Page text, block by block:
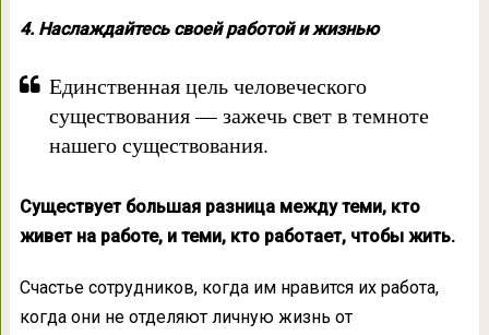
4. Наслаждайтесь своей работой и жизнью
Единственная цель человеческого
существования — зажечь свет в темноте
нашего существования.
Существует большая разница между теми, кто
живет на работе, и теми, кто работает, чтобы жить.
Счастье сотрудников, когда им нравится их работа,
когда они не отделяют личную жизнь от